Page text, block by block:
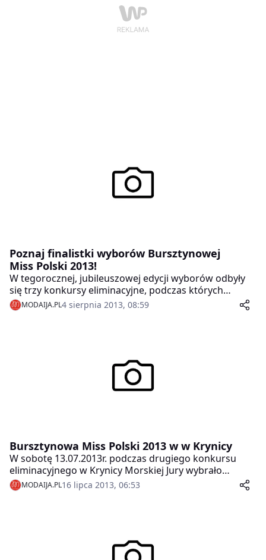
Poznaj finalistki wyborów Bursztynowej
Miss Polski 2013!
W tegorocznej, jubileuszowej edycji wyborów odbyły
się trzy konkursy eliminacyjne, podczas których
kandydatki walczyły o miejsca w wielkim finale. W
poszukiwaniu najpiękniejszych dziewcząt
MODAIJA.PL4 sierpnia 2013, 08:59
Bursztynowa Miss Polski 2013 w w Krynicy
W sobotę 13.07.2013r. podczas drugiego konkursu
eliminacyjnego w Krynicy Morskiej Jury wybrało
kandydatki, które dołączyły do grona finalistek i
17.08.2013 w Ustce będą walczyć o tytuł Bursztynowej
MODAIJA.PL16 lipca 2013, 06:53